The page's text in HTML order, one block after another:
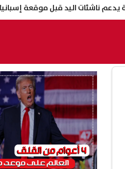
اليد قبل موقعة إسبانيا في نصف